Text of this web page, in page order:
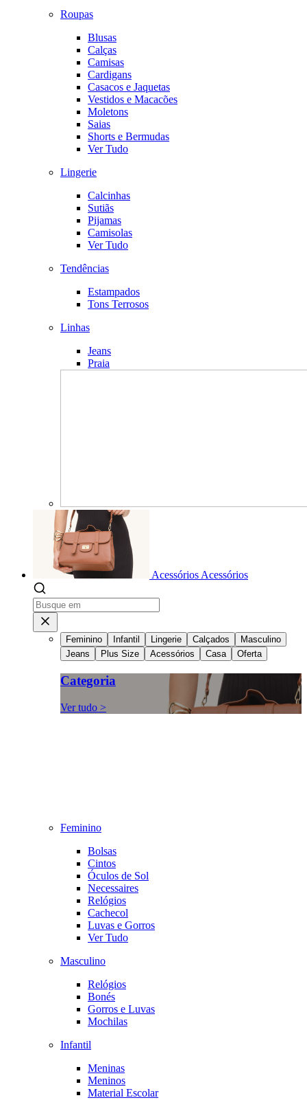
Roupas
Blusas
Calças
Camisas
Cardigans
Casacos e Jaquetas
Vestidos e Macacões
Moletons
Saias
Shorts e Bermudas
Ver Tudo
Lingerie
Calcinhas
Sutiãs
Pijamas
Camisolas
Ver Tudo
Tendências
Estampados
Tons Terrosos
Linhas
Jeans
Praia
Acessórios Acessórios
Feminino Infantil Lingerie Calçados
Masculino
Jeans
Plus Size Acessórios Casa Oferta
Categoria
Ver tudo >
Feminino
Bolsas
Cintos
Óculos de Sol
Necessaires
Relógios
Cachecol
Luvas e Gorros
Ver Tudo
Masculino
Relógios
Bonés
Gorros e Luvas
Mochilas
Infantil
Meninas
Meninos
Material Escolar